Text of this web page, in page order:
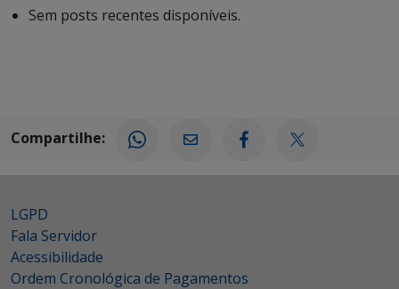
Sem posts recentes disponíveis.
Compartilhe:
LGPD
Fala Servidor
Acessibilidade
Ordem Cronológica de Pagamentos